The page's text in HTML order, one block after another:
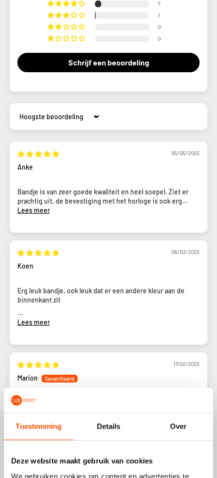
Toestemming Details Over
Deze website maakt gebruik van cookies
We gebruiken cookies om content en advertenties te
7
1
0
0
Schrijf een beoordeling
Sort by
05/05/2025
Anke
Bandje is van zeer goede kwaliteit en heel soepel. Ziet er
prachtig uit, de bevestiging met het horloge is ook erg...
Lees meer
06/03/2025
Koen
Erg leuk bandje, ook leuk dat er een andere kleur aan de
binnenkant zit
...
Lees meer
17/02/2025
Marion
Sehr schönes Band.
Beoordeling kon niet worden vertaald. Probeer het later
opnieuw